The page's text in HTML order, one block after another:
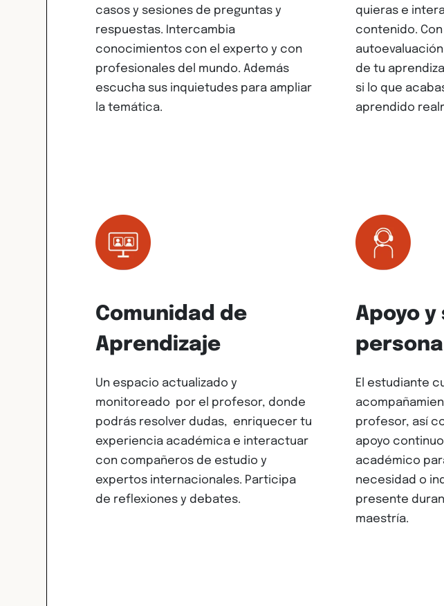
casos y sesiones de preguntas y
respuestas. Intercambia
conocimientos con el experto y con
profesionales del mundo. Además
escucha sus inquietudes para ampliar
la temática.
quieras e
contenido.
de tu
si lo que
aprendido
Comunidad de
Aprendizaje
Un espacio actualizado y
monitoreado por el profesor, donde
podrás resolver dudas, enriquecer tu
experiencia académica e interactuar
con compañeros de estudio y
expertos internacionales. Participa
de reflexiones y debates.
Apoyo
El estudiante
profesor, así
apoyo
académico
necesidad o
presente
maestría.